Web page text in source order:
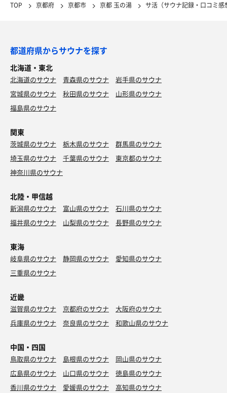
TOP 京都府 京都市 京都 玉の湯 サ活（サウナ記録・口コミ感
都道府県からサウナを探す
北海道・東北
北海道のサウナ 青森県のサウナ
岩手県のサウナ
宮城県のサウナ
秋田県のサウナ
山形県のサウナ
福島県のサウナ
関東
茨城県のサウナ 栃木県のサウナ
群馬県のサウナ
埼玉県のサウナ
千葉県のサウナ
東京都のサウナ
神奈川県のサウナ
北陸・甲信越
新潟県のサウナ 富山県のサウナ
石川県のサウナ
福井県のサウナ
山梨県のサウナ 長野県のサウナ
東海
岐阜県のサウナ 静岡県のサウナ
愛知県のサウナ
三重県のサウナ
近畿
滋賀県のサウナ 京都府のサウナ
大阪府のサウナ
兵庫県のサウナ
奈良県のサウナ 和歌山県のサウナ
中国・四国
鳥取県のサウナ 島根県のサウナ
岡山県のサウナ
広島県のサウナ
山口県のサウナ
徳島県のサウナ
香川県のサウナ
愛媛県のサウナ 高知県のサウナ